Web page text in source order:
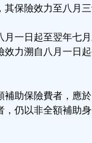
其保險效力至八月
月一日起至翌年七
效力溯自八月一日
補助保險費者，應
，仍以非全額補助